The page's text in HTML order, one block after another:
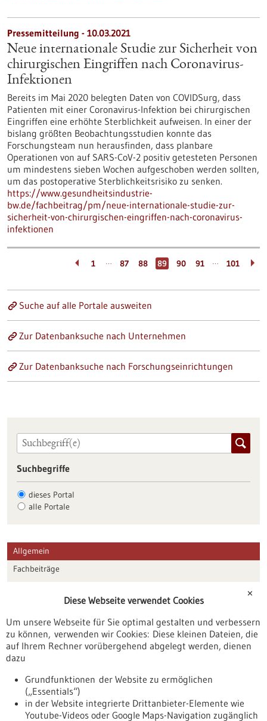
Pressemitteilung - 10.03.2021
Neue internationale Studie zur Sicherheit von
chirurgischen Eingriffen nach Coronavirus-
Infektionen
Bereits im Mai 2020 belegten Daten von COVIDSurg, dass
Patienten mit einer Coronavirus-Infektion bei chirurgischen
Eingriffen eine erhöhte Sterblichkeit aufweisen. In einer der
bislang größten Beobachtungsstudien konnte das
Forschungsteam nun herausfinden, dass planbare
Operationen von auf SARS-CoV-2 positiv getesteten Personen
um mindestens sieben Wochen aufgeschoben werden sollten,
um das postoperative Sterblichkeitsrisiko zu senken.
https://www.gesundheitsindustrie-
bw.de/fachbeitrag/pm/neue-internationale-studie-zur-
sicherheit-von-chirurgischen-eingriffen-nach-coronavirus-
infektionen
1 … 87 88 89 90 91 … 101
Suche auf alle Portale ausweiten
Zur Datenbanksuche nach Unternehmen
Zur Datenbanksuche nach Forschungseinrichtungen
Suchbegriffe
dieses Portal
alle Portale
Allgemein
Fachbeiträge
Veranstaltungen
Erscheinungsdatum
✕
Diese Webseite verwendet Cookies
Um unsere Webseite für Sie optimal gestalten und verbessern
zu können, verwenden wir Cookies: Diese kleinen Dateien, die
auf Ihrem Rechner vorübergehend abgelegt werden, dienen
dazu
Grundfunktionen der Website zu ermöglichen
(„Essentials“)
in der Website integrierte Drittanbieter-Elemente wie
Youtube-Videos oder Google Maps-Navigation zugänglich